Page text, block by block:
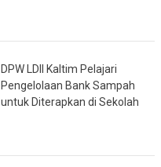
DPW LDII Kaltim Pelajari
Pengelolaan Bank Sampah
untuk Diterapkan di Sekolah